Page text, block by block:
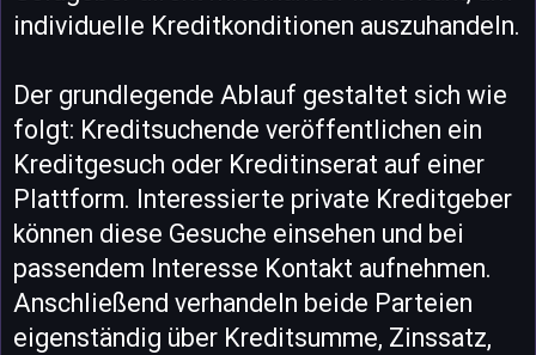
individuelle Kreditkonditionen auszuhandeln.
Der grundlegende Ablauf gestaltet sich wie
folgt: Kreditsuchende veröffentlichen ein
Kreditgesuch oder Kreditinserat auf einer
Plattform. Interessierte private Kreditgeber
können diese Gesuche einsehen und bei
passendem Interesse Kontakt aufnehmen.
Anschließend verhandeln beide Parteien
eigenständig über Kreditsumme, Zinssatz,